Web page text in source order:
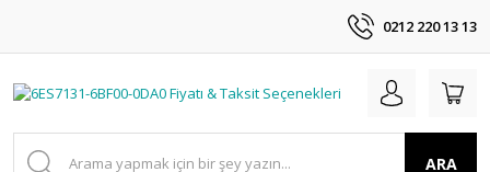
0212 220 13 13
ARA